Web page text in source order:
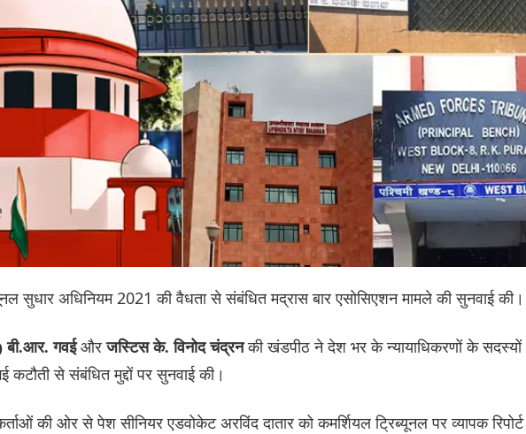
सुधार अधिनियम 2021 की वैधता से संबंधित मद्रास बार एसोसिएशन मामले की सुनवाई की।
बी.आर. गवईऔरजस्टिस के. विनोद चंद्रनकी खंडपीठ ने देश भर के न्यायाधिकरणों के सदस्यों
कटौती से संबंधित मुद्दों पर सुनवाई की।
की ओर से पेश सीनियर एडवोकेट अरविंद दातार को कमर्शियल ट्रिब्यूनल पर व्यापक रिपोर्ट